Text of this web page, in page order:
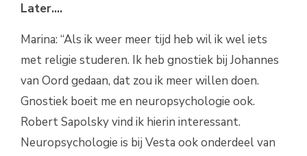
Later….
Marina: “Als ik weer meer tijd heb wil ik wel iets
met religie studeren. Ik heb gnostiek bij Johannes
van Oord gedaan, dat zou ik meer willen doen.
Gnostiek boeit me en neuropsychologie ook.
Robert Sapolsky vind ik hierin interessant.
Neuropsychologie is bij Vesta ook onderdeel van